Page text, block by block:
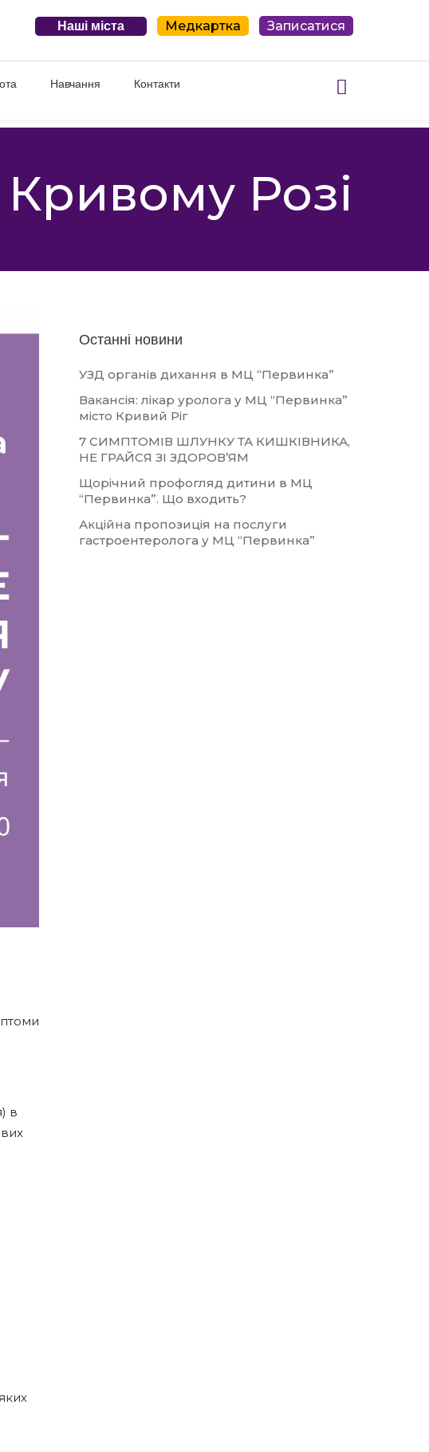
Наші міста Медкартка Записатися
Навчання Контакти
Розі
в
Останні новини
УЗД органів дихання в МЦ “Первинка”
Вакансія: лікар уролога у МЦ “Первинка”
місто Кривий Ріг
7 СИМПТОМІВ ШЛУНКУ ТА КИШКІВНИКА,
НЕ ГРАЙСЯ ЗІ ЗДОРОВ’ЯМ
Щорічний профогляд дитини в МЦ
“Первинка”. Що входить?
Акційна пропозиція на послуги
гастроентеролога у МЦ “Первинка”